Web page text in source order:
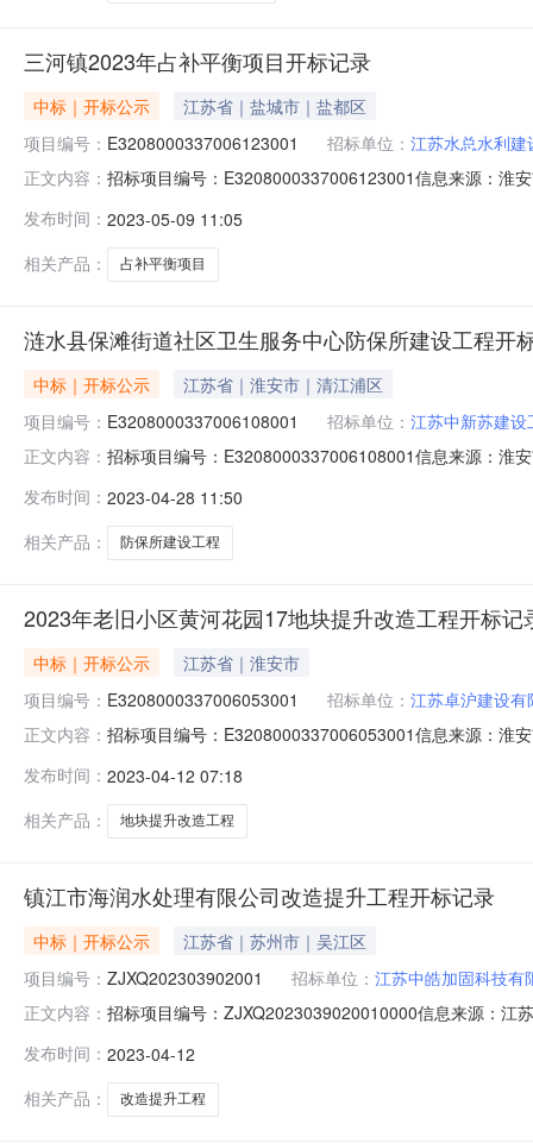
三河镇2023年占补平衡项目开标记录
中标｜开标公示
江苏省｜盐城市｜盐都区
项目编号： E3208000337006123001 招标单位： 江苏水总水利建
正文内容： 招标项目编号：E3208000337006123001信息来源：淮
天;质量要求:合格;保证金金额:8000.00元,投标文件递交
发布时间： 2023-05-09 11:05
相关产品：
占补平衡项目
涟水县保滩街道社区卫生服务中心防保所建设工程开
中标｜开标公示
江苏省｜淮安市｜清江浦区
项目编号： E3208000337006108001 招标单位： 江苏中新苏建
正文内容： 招标项目编号：E3208000337006108001信息来源：淮
价:3926456.32元/%;工期:120日历天;质量要求:合格;保
发布时间： 2023-04-28 11:50
相关产品：
防保所建设工程
2023年老旧小区黄河花园17地块提升改造工程开标记
中标｜开标公示
江苏省｜淮安市
项目编号： E3208000337006053001 招标单位： 江苏卓沪建设有
正文内容： 招标项目编号：E3208000337006053001信息来源：淮
工期:180日历天;质量要求:合格;保证金金额:0.00元,投标
发布时间： 2023-04-12 07:18
相关产品：
地块提升改造工程
镇江市海润水处理有限公司改造提升工程开标记录
中标｜开标公示
江苏省｜苏州市｜吴江区
项目编号： ZJXQ202303902001 招标单位： 江苏中皓加固科技有
正文内容： 招标项目编号：ZJXQ2023039020010000信息来源：江
文件递交时间:WedApr1209:13:54CST2023,投标人名称
发布时间： 2023-04-12
相关产品：
改造提升工程